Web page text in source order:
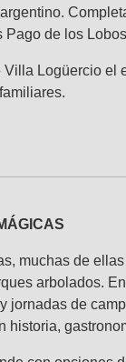
de los
Villa Logüercio el
muchas de
arbolados.
jornadas de
historia,